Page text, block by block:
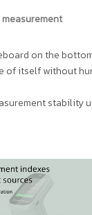
on the
of itself without
stability